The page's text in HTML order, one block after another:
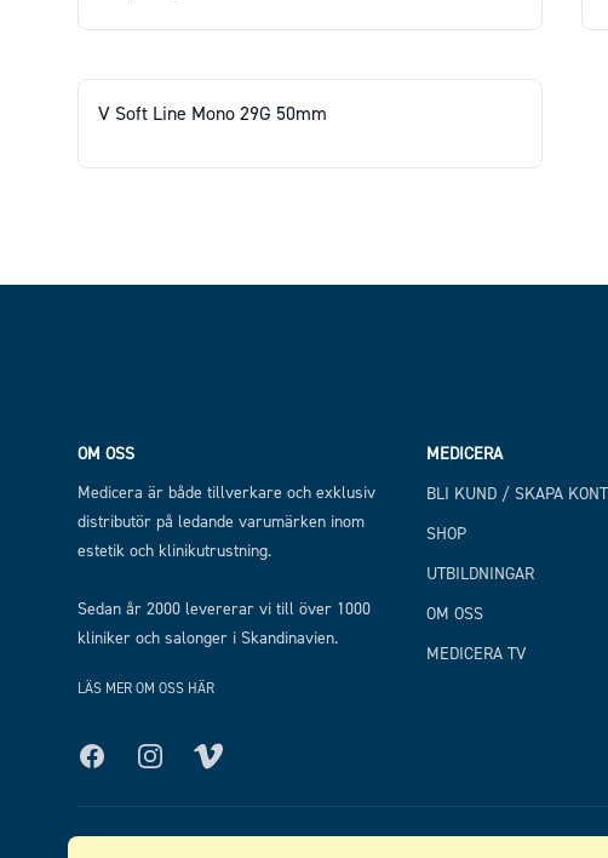
V Soft Line Mono 29G 50mm
OM OSS
Medicera är både tillverkare och exklusiv
distributör på ledande varumärken inom
estetik och klinikutrustning.
Sedan år 2000 levererar vi till över 1000
kliniker och salonger i Skandinavien.
LÄS MER OM OSS HÄR
FacebookInstagram
MEDICERA
BLI KUND / SKAPA
SHOP
UTBILDNINGAR
OM OSS
MEDICERA TV